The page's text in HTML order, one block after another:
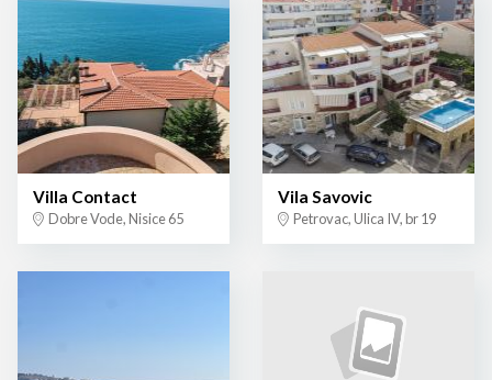
Villa Contact
Dobre Vode, Nisice 65
Vila Savovic
Petrovac, Ulica IV, br 19